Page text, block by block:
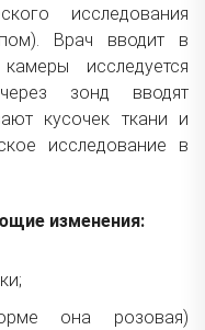
исследования
Врач вводит в
исследуется
зонд вводят
кусочек ткани и
исследование в
изменения:
она розовая)